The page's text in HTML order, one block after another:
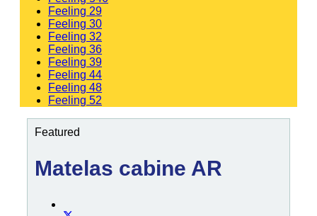
Feeling 29
Feeling 30
Feeling 32
Feeling 36
Feeling 39
Feeling 44
Feeling 48
Feeling 52
Featured
Matelas cabine AR